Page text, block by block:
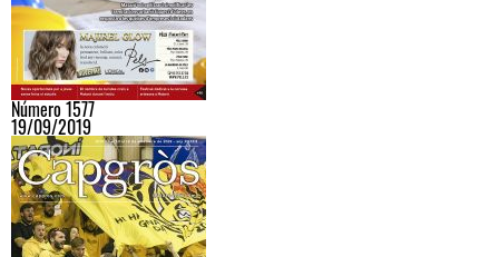
Número 1577
19/09/2019